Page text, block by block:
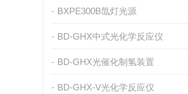
BXPE300B氙灯光源
BD-GHX中式光化学反应仪
BD-GHX光催化制氢装置
BD-GHX-V光化学反应仪